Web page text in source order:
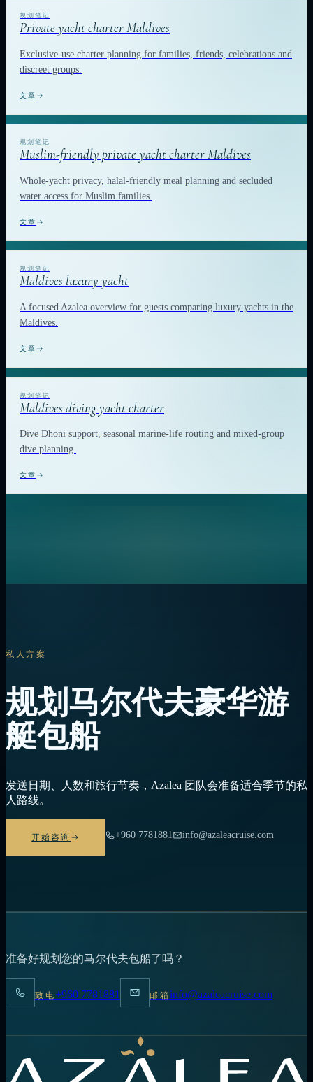
Private yacht charter Maldives
Exclusive-use charter planning for families, friends, celebrations and
discreet groups.
文章
Muslim-friendly private yacht charter Maldives
Whole-yacht privacy, halal-friendly meal planning and secluded
water access for Muslim families.
文章
Maldives luxury yacht
A focused Azalea overview for guests comparing luxury yachts in the
Maldives.
文章
Maldives diving yacht charter
Dive Dhoni support, seasonal marine-life routing and mixed-group
dive planning.
文章
私人方案
规划马尔代夫豪华游
艇包船
发送日期、人数和旅行节奏，Azalea 团队会准备适合季节的私
人路线。
开始咨询 +960 7781881 info@azaleacruise.com
准备好规划您的马尔代夫包船了吗？
致电+960 7781881 邮箱info@azaleacruise.com